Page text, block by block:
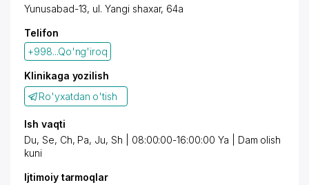
Yunusabad-13, ul. Yangi shaxar, 64a
Telifon
+998...Qo'ng'iroq
Klinikaga yozilish
Ro'yxatdan o'tish
Ish vaqti
Du, Se, Ch, Pa, Ju, Sh | 08:00:00-16:00:00 Ya | Dam olish
kuni
Ijtimoiy tarmoqlar